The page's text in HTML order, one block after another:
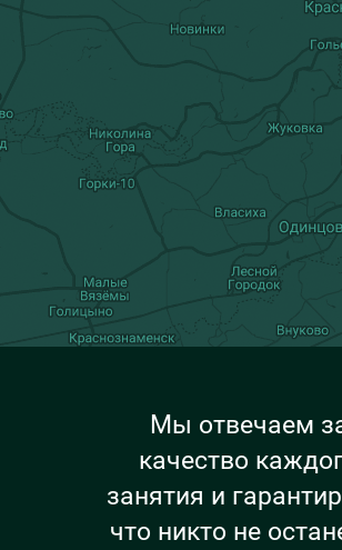
Мы отвечаем
качество
занятия и
что никто не